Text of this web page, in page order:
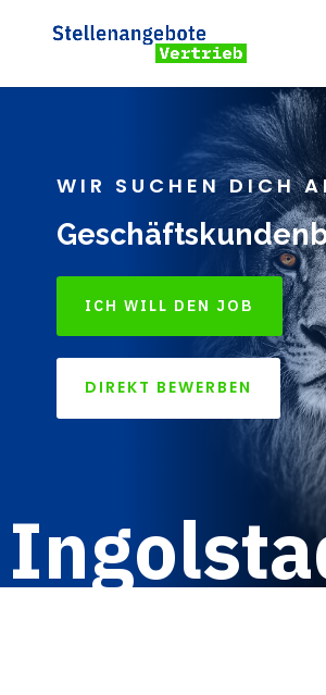
WIR SUCHEN DICH
ICH WILL DEN JOB
DIREKT BEWERBEN